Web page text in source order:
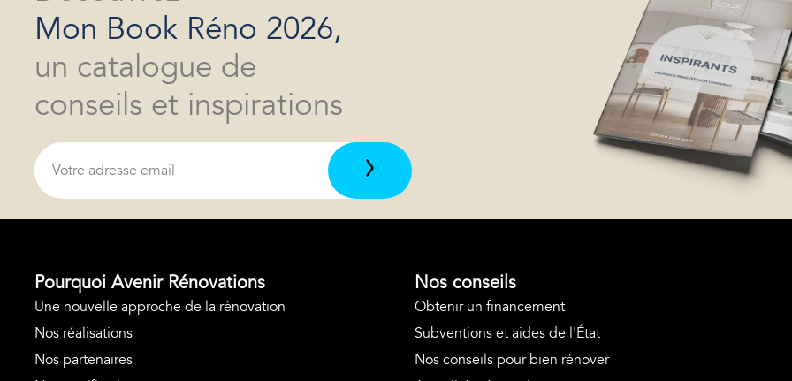
Mon Book Réno 2026,
un catalogue de
conseils et inspirations
Pourquoi Avenir Rénovations
Une nouvelle approche de la rénovation
Nos réalisations
Nos partenaires
Nos conseils
Obtenir un financement
Subventions et aides de l'État
Nos conseils pour bien rénover